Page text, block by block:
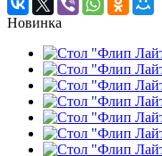
Новинка